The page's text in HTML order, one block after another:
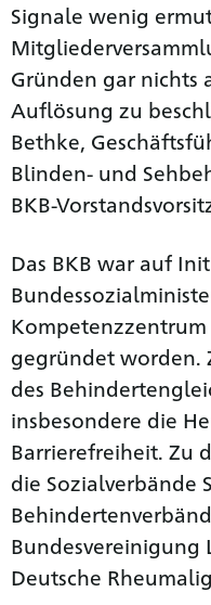
Signale wenig
Gründen gar nichts
Auflösung zu
Bethke,
Blinden- und
BKB-
Das BKB war auf
gegründet worden.
des
insbesondere die
Barrierefreiheit. Zu
die Sozialverbände
Bundesvereinigung
Deutsche